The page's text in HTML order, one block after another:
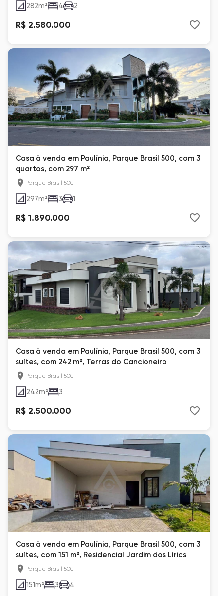
282m² 4 2
R$ 2.580.000
Casa à venda em Paulínia, Parque Brasil 500, com 3
quartos, com 297 m²
Parque Brasil 500
297m² 3 1
R$ 1.890.000
Casa à venda em Paulínia, Parque Brasil 500, com 3
suítes, com 242 m², Terras do Cancioneiro
Parque Brasil 500
242m² 3
R$ 2.500.000
Casa à venda em Paulínia, Parque Brasil 500, com 3
suítes, com 151 m², Residencial Jardim dos Lírios
Parque Brasil 500
151m² 3 4